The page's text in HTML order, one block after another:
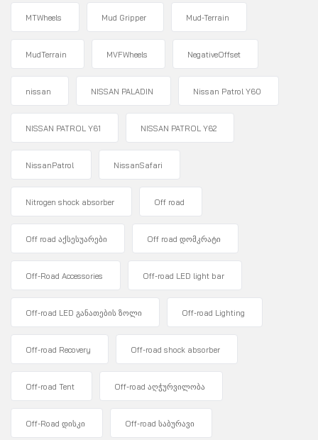
MTWheels Mud Gripper Mud-Terrain
MudTerrain MVFWheels NegativeOffset
nissan NISSAN PALADIN Nissan Patrol Y60
NISSAN PATROL Y61 NISSAN PATROL Y62
NissanPatrol NissanSafari
Nitrogen shock absorber Off road
Off road აქსესუარები Off road დომკრატი
Off-Road Accessories Off-road LED light bar
Off-road LED განათების ზოლი Off-road Lighting
Off-road Recovery Off-road shock absorber
Off-road Tent Off-road აღჭურვილობა
Off-Road დისკი Off-road საბურავი